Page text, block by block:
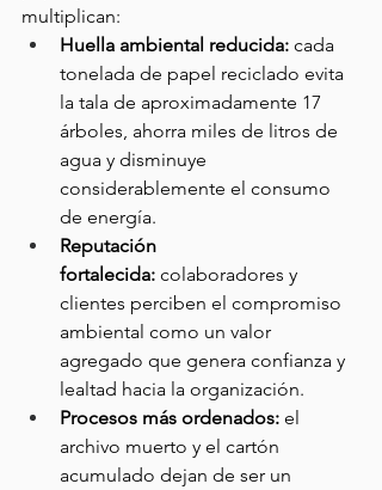
multiplican:
Huella ambiental reducida: cada
tonelada de papel reciclado evita
la tala de aproximadamente 17
árboles, ahorra miles de litros de
agua y disminuye
considerablemente el consumo
de energía.
Reputación
fortalecida: colaboradores y
clientes perciben el compromiso
ambiental como un valor
agregado que genera confianza y
lealtad hacia la organización.
Procesos más ordenados: el
archivo muerto y el cartón
acumulado dejan de ser un